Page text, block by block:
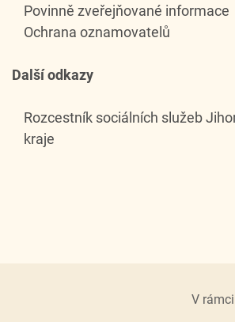
Povinně zveřejňované informace
Ochrana oznamovatelů
Další odkazy
Rozcestník sociálních služeb
kraje
V